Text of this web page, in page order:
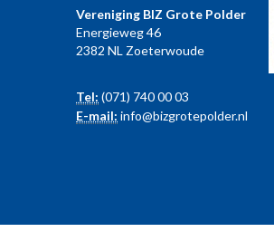
Vereniging BIZ Grote Polder
Energieweg 46
2382 NL Zoeterwoude
Tel: (071) 740 00 03
E-mail: info@bizgrotepolder.nl